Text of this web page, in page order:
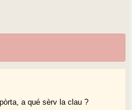
a qué sèrv la clau ?